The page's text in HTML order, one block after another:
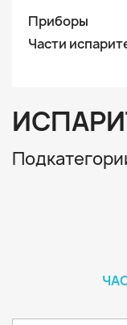
Приборы
Части